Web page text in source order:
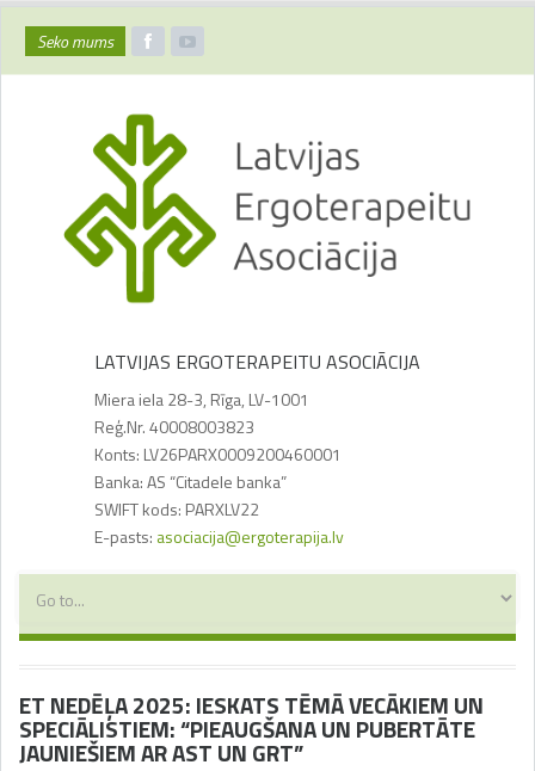
Seko mums
LATVIJAS ERGOTERAPEITU ASOCIĀCIJA
Miera iela 28-3, Rīga, LV-1001
Reģ.Nr. 40008003823
Konts: LV26PARX0009200460001
Banka: AS “Citadele banka”
SWIFT kods: PARXLV22
E-pasts: asociacija@ergoterapija.lv
ET NEDĒĻA 2025: IESKATS TĒMĀ VECĀKIEM UN
SPECIĀLISTIEM: “PIEAUGŠANA UN PUBERTĀTE
JAUNIEŠIEM AR AST UN GRT”